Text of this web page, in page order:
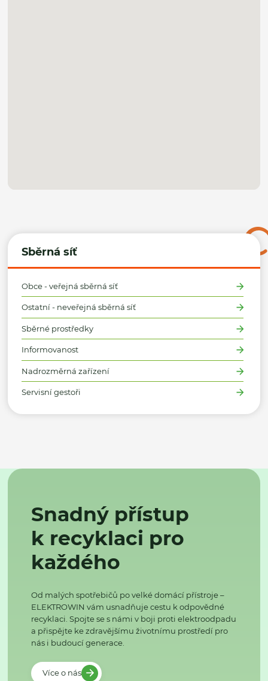
Sběrná síť
Obce - veřejná sběrná síť
Ostatní - neveřejná sběrná síť
Sběrné prostředky
Informovanost
Nadrozměrná zařízení
Servisní gestoři
Snadný přístup
k recyklaci pro
každého
Od malých spotřebičů po velké domácí přístroje –
ELEKTROWIN vám usnadňuje cestu k odpovědné
recyklaci. Spojte se s námi v boji proti elektroodpadu
a přispějte ke zdravějšímu životnímu prostředí pro
nás i budoucí generace.
Více o nás